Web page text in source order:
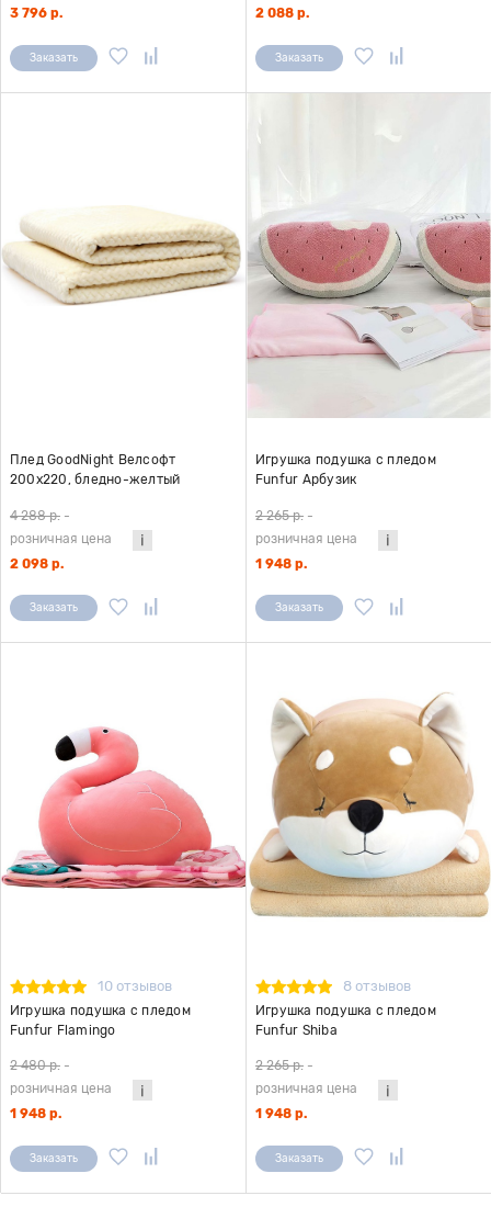
3 796 р.
Заказать
2 088 р.
Заказать
Плед GoodNight Велсофт
200х220, бледно-желтый
4 288 р. -
розничная цена
2 098 р.
Заказать
Игрушка подушка с пледом
Funfur Арбузик
2 265 р. -
розничная цена
1 948 р.
Заказать
10 отзывов
Игрушка подушка с пледом
Funfur Flamingo
2 480 р. -
розничная цена
1 948 р.
Заказать
8 отзывов
Игрушка подушка с пледом
Funfur Shiba
2 265 р. -
розничная цена
1 948 р.
Заказать